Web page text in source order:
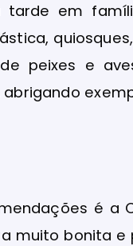
em
peixes e
é a
muito bonita